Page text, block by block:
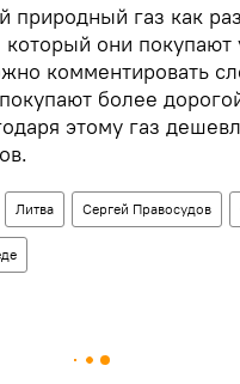
природный газ как
они покупают
комментировать
более
этому газ
Литва Сергей Правосудов